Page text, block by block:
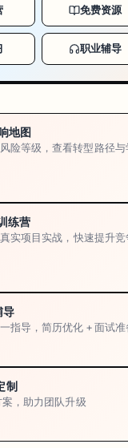
免费资源
职业辅导
地图
险等级，查看转型路径与
练营
实项目实战，快速提升竞
导
指导，简历优化 + 面试准
制
，助力团队升级